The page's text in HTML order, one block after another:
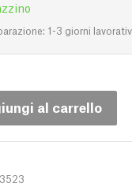
1-3 giorni
al carrello